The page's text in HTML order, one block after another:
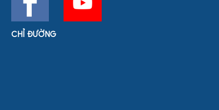
CHỈ ĐƯỜNG